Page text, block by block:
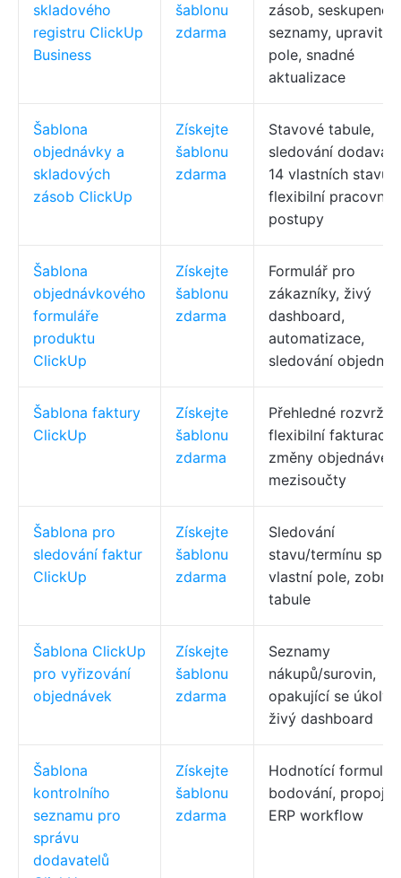
skladového
registru ClickUp
Business
šablonu
zdarma
zásob, seskupené
seznamy,
pole, snadné
aktualizace
Šablona
objednávky a
skladových
zásob ClickUp
Získejte
šablonu
zdarma
Stavové tabule,
sledování
14 vlastních stavů,
flexibilní pracovní
postupy
Šablona
objednávkového
formuláře
produktu
ClickUp
Získejte
šablonu
zdarma
Formulář pro
zákazníky, živý
dashboard,
automatizace,
sledování
Šablona faktury
ClickUp
Získejte
šablonu
zdarma
Přehledné
flexibilní fakturace,
změny objednávek,
mezisoučty
Šablona pro
sledování faktur
ClickUp
Získejte
šablonu
zdarma
Sledování
stavu/termínu
vlastní pole,
tabule
Šablona ClickUp
pro vyřizování
objednávek
Získejte
šablonu
zdarma
Seznamy
nákupů/surovin,
opakující se úkoly,
živý dashboard
Šablona
kontrolního
seznamu pro
správu
dodavatelů
Získejte
šablonu
zdarma
Hodnotící
bodování,
ERP workflow